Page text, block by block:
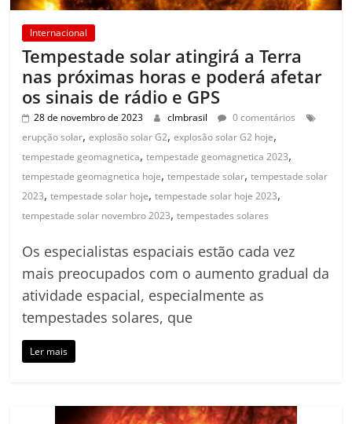
Internacional
Tempestade solar atingirá a Terra
nas próximas horas e poderá afetar
os sinais de rádio e GPS
28 de novembro de 2023 clmbrasil
0 comentários
erupção solar,explosão solar G2,explosão solar G2 hoje,
tempestade geomagnetica,tempestade geomagnetica 2023,
tempestade geomagnetica hoje,tempestade solar,tempestade solar
2023,tempestade solar hoje,tempestade solar hoje 2023,
tempestade solar novembro 2023,tempestades solares
Os especialistas espaciais estão cada vez
mais preocupados com o aumento gradual da
atividade espacial, especialmente as
tempestades solares, que
Ler mais